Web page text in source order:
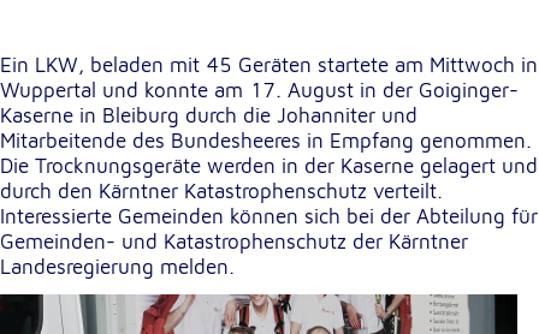
Ein LKW, beladen mit 45 Geräten startete am Mittwoch in
Wuppertal und konnte am 17. August in der Goiginger-
Kaserne in Bleiburg durch die Johanniter und
Mitarbeitende des Bundesheeres in Empfang genommen.
Die Trocknungsgeräte werden in der Kaserne gelagert und
durch den Kärntner Katastrophenschutz verteilt.
Interessierte Gemeinden können sich bei der Abteilung für
Gemeinden- und Katastrophenschutz der Kärntner
Landesregierung melden.
Externe Dienste
Um Inhalte von Videoplattformen und
Kartendiensten anzeigen zu können, werden von
diesen externen Diensten Cookies gesetzt.
YouTube